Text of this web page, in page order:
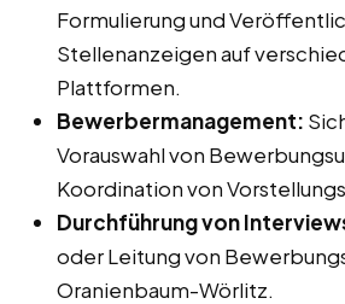
Formulierung und
Stellenanzeigen auf
Plattformen.
Bewerbermanagement:
Vorauswahl von
Koordination von
Durchführung von
oder Leitung von
Oranienbaum-Wörlitz.